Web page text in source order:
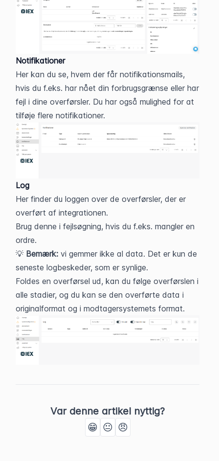
Notifikationer
Her kan du se, hvem der får notifikationsmails,
hvis du f.eks. har nået din forbrugsgrænse eller har
fejl i dine overførsler. Du har også mulighed for at
tilføje flere notifikationer.
Log
Her finder du loggen over de overførsler, der er
overført af integrationen.
Brug denne i fejlsøgning, hvis du f.eks. mangler en
ordre.
💡 Bemærk: vi gemmer ikke al data. Det er kun de
seneste logbeskeder, som er synlige.
Foldes en overførsel ud, kan du følge overførslen i
alle stadier, og du kan se den overførte data i
originalformat og i modtagersystemets format.
Var denne artikel nyttig?
😁 😐 😠